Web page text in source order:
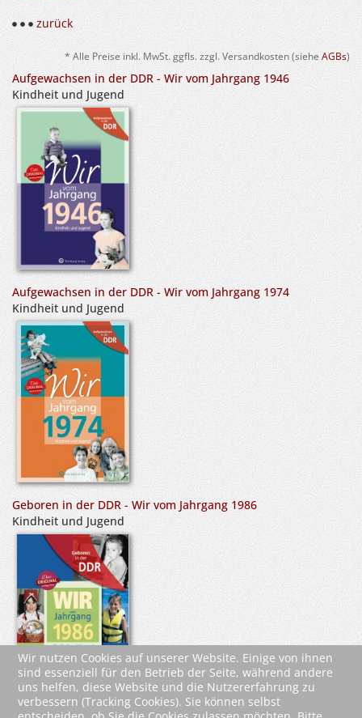
zurück
* Alle Preise inkl. MwSt. ggfls. zzgl. Versandkosten (siehe AGBs)
Aufgewachsen in der DDR - Wir vom Jahrgang 1946
Kindheit und Jugend
Aufgewachsen in der DDR - Wir vom Jahrgang 1974
Kindheit und Jugend
Geboren in der DDR - Wir vom Jahrgang 1986
Kindheit und Jugend
Wir nutzen Cookies auf unserer Website. Einige von ihnen
sind essenziell für den Betrieb der Seite, während andere
uns helfen, diese Website und die Nutzererfahrung zu
verbessern (Tracking Cookies). Sie können selbst